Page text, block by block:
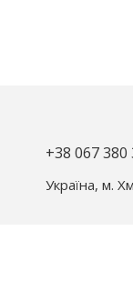
+38 067 380
Україна, м.